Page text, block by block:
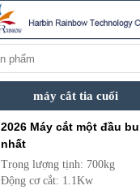
máy cắt tia cuối
2026 Máy cắt một đầu
nhất
Trọng lượng tịnh: 700kg
Động cơ cắt: 1.1Kw